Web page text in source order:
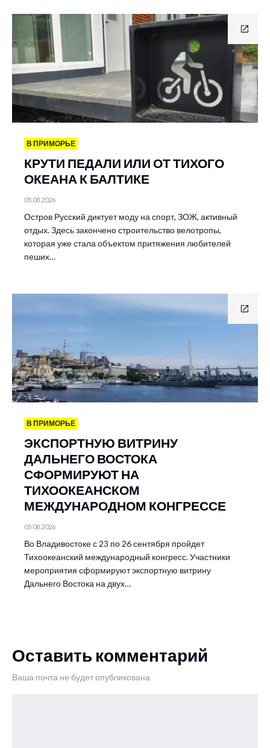
В ПРИМОРЬЕ
КРУТИ ПЕДАЛИ ИЛИ ОТ ТИХОГО
ОКЕАНА К БАЛТИКЕ
05.08.2026
Остров Русский диктует моду на спорт, ЗОЖ, активный
отдых. Здесь закончено строительство велотропы,
которая уже стала объектом притяжения любителей
пеших…
В ПРИМОРЬЕ
ЭКСПОРТНУЮ ВИТРИНУ
ДАЛЬНЕГО ВОСТОКА
СФОРМИРУЮТ НА
ТИХООКЕАНСКОМ
МЕЖДУНАРОДНОМ КОНГРЕССЕ
05.08.2026
Во Владивостоке с 23 по 26 сентября пройдет
Тихоокеанский международный конгресс. Участники
мероприятия сформируют экспортную витрину
Дальнего Востока на двух…
Оставить комментарий
Ваша почта не будет опубликована